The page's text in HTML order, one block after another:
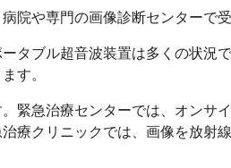
や専門の画像診断センターで
タブル超音波装置は多くの状
す。
緊急治療センターでは、オンサ
療クリニックでは、画像を放